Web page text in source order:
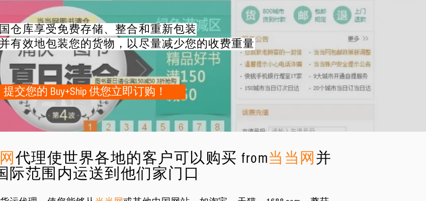
仓库享受免费存储、整合和重新包装
有效地包装您的货物，以尽量减少您的收费重量
提交您的 Buy+Ship 供您立即订购！
代理使世界各地的客户可以购买 from当当网 并
际范围内运送到他们家门口